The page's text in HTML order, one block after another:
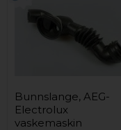
Bunnslange, AEG-
Electrolux
vaskemaskin